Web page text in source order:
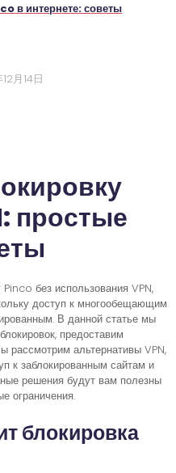
в интернете: советы
月14日
простые
без использования VPN,
доступ к многообещающим
В данной статье мы
предоставим
рассмотрим альтернативы VPN,
к заблокированным сайтам и
решения будут вам полезны
ограничения.
блокировка